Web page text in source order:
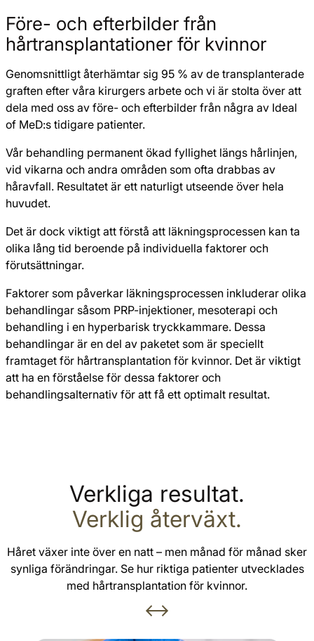
Före- och efterbilder från
hårtransplantationer för kvinnor
Genomsnittligt återhämtar sig 95 % av de transplanterade
graften efter våra kirurgers arbete och vi är stolta över att
dela med oss av före- och efterbilder från några av Ideal
of MeD:s tidigare patienter.
Vår behandling permanent ökad fyllighet längs hårlinjen,
vid vikarna och andra områden som ofta drabbas av
håravfall. Resultatet är ett naturligt utseende över hela
huvudet.
Det är dock viktigt att förstå att läkningsprocessen kan ta
olika lång tid beroende på individuella faktorer och
förutsättningar.
Faktorer som påverkar läkningsprocessen inkluderar olika
behandlingar såsom PRP-injektioner, mesoterapi och
behandling i en hyperbarisk tryckkammare. Dessa
behandlingar är en del av paketet som är speciellt
framtaget för hårtransplantation för kvinnor. Det är viktigt
att ha en förståelse för dessa faktorer och
behandlingsalternativ för att få ett optimalt resultat.
Verkliga resultat.
Verklig återväxt.
Håret växer inte över en natt – men månad för månad sker
synliga förändringar. Se hur riktiga patienter utvecklades
med hårtransplantation för kvinnor.